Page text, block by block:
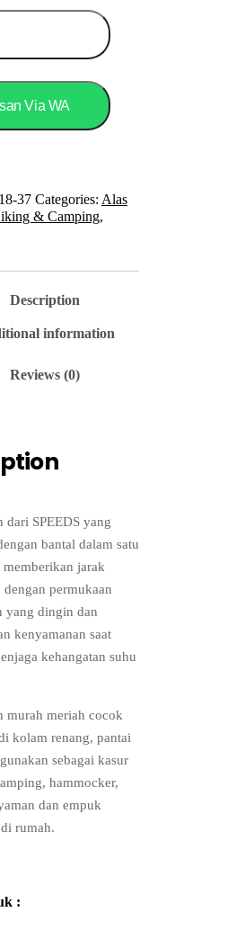
Via WA
37 Categories: Alas
& Camping,
Description
information
Reviews (0)
dari SPEEDS yang
bantal dalam satu
memberikan jarak
dengan permukaan
yang dingin dan
kenyamanan saat
kehangatan suhu
murah meriah cocok
kolam renang, pantai
sebagai kasur
hammocker,
dan empuk
rumah.
: